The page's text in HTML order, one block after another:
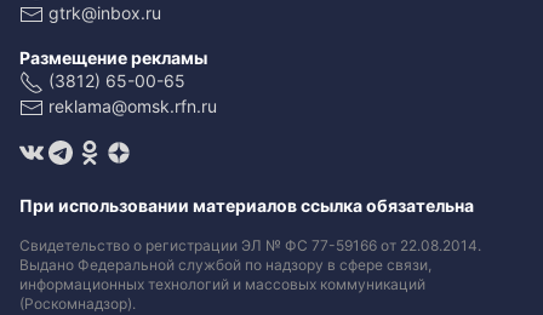
gtrk@inbox.ru
Размещение рекламы
(3812) 65-00-65
reklama@omsk.rfn.ru
При использовании материалов ссылка обязательна
Свидетельство о регистрации ЭЛ № ФС 77-59166 от 22.08.2014.
Выдано Федеральной службой по надзору в сфере связи,
информационных технологий и массовых коммуникаций
(Роскомнадзор).